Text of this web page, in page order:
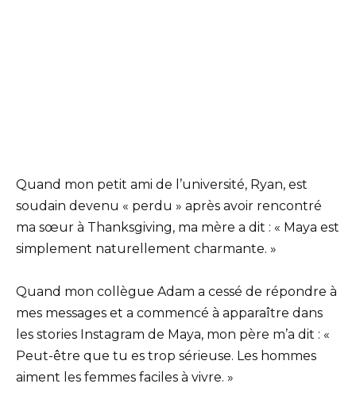
Quand mon petit ami de l’université, Ryan, est
soudain devenu « perdu » après avoir rencontré
ma sœur à Thanksgiving, ma mère a dit : « Maya est
simplement naturellement charmante. »
Quand mon collègue Adam a cessé de répondre à
mes messages et a commencé à apparaître dans
les stories Instagram de Maya, mon père m’a dit : «
Peut-être que tu es trop sérieuse. Les hommes
aiment les femmes faciles à vivre. »